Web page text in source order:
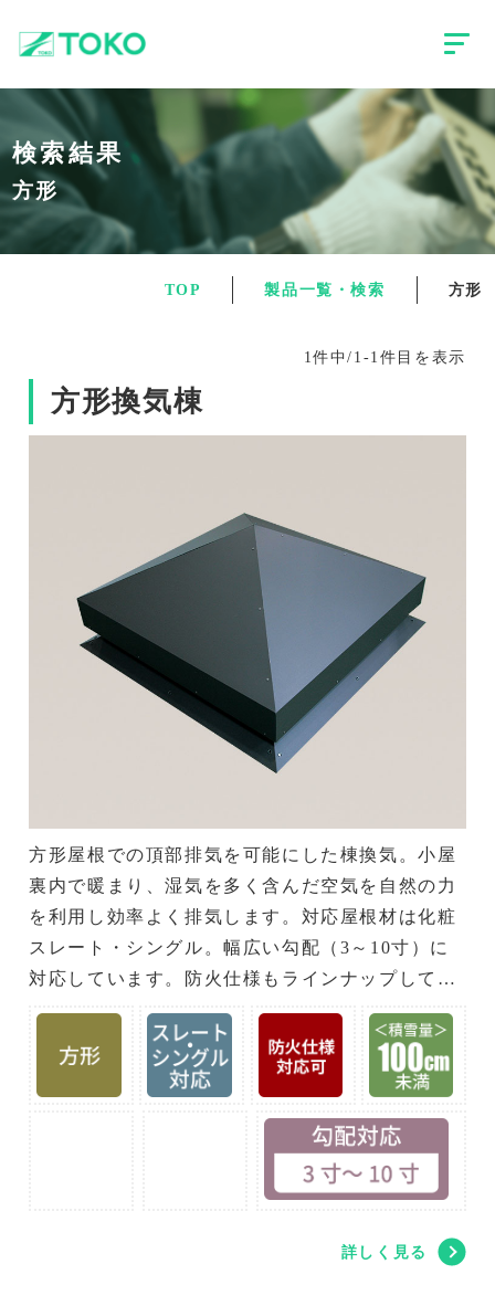
検索結果
方形
TOP 製品一覧・検索 方形
1件中/1-1件目を表示
方形換気棟
方形屋根での頂部排気を可能にした棟換気。小屋
裏内で暖まり、湿気を多く含んだ空気を自然の力
を利用し効率よく排気します。対応屋根材は化粧
スレート・シングル。幅広い勾配（3～10寸）に
対応しています。防火仕様もラインナップしてい
ます。
詳しく見る